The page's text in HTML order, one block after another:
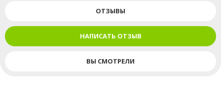
ОТЗЫВЫ
НАПИСАТЬ ОТЗЫВ
ВЫ СМОТРЕЛИ